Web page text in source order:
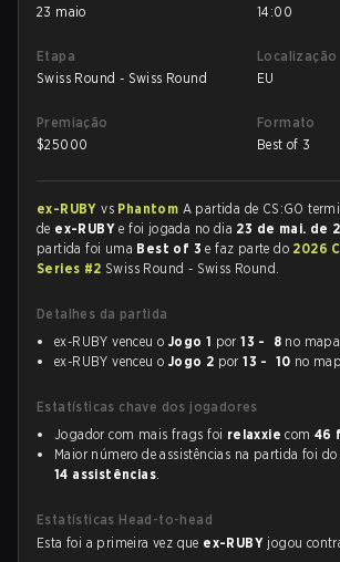
23 maio
14:00
Etapa
Swiss Round - Swiss Round
Localização
EU
Premiação
$25000
Formato
Best of 3
ex-RUBYvs Phantom A partida de CS:GO
de ex-RUBYe foi jogada no dia 23 de mai. de
partida foi uma Best of 3e faz parte do 2026
Series #2 Swiss Round - Swiss Round.
Detalhes da partida
ex-RUBY venceu o Jogo 1 por13 - 8 no
ex-RUBY venceu o Jogo 2 por13 - 10 no
Estatísticas chave dos jogadores
Jogador com mais frags foi relaxxie com46
Maior número de assistências na partida foi
14 assistências.
Estatísticas Head-to-head
Esta foi a primeira vez que ex-RUBY jogou